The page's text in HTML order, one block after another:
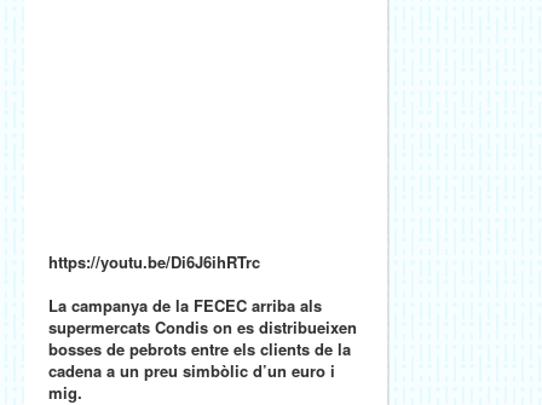
https://youtu.be/Di6J6ihRTrc
La campanya de la FECEC arriba als
supermercats Condis on es distribueixen
bosses de pebrots entre els clients de la
cadena a un preu simbòlic d’un euro i
mig.